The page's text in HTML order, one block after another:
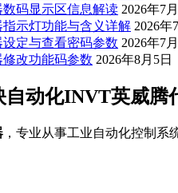
码显示区信息解读 2026年7
示灯功能与含义详解 2026年
定与查看密码参数 2026年7
改功能码参数 2026年8月5日
自动化INVT英威腾
，专业从事工业自动化控制系